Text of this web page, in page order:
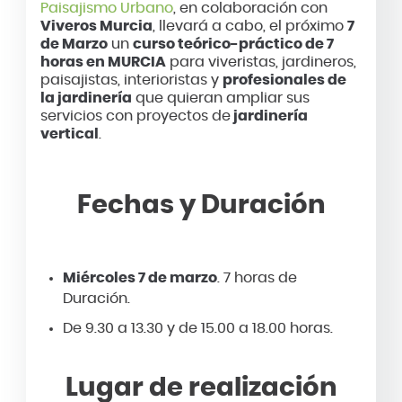
Paisajismo Urbano, en colaboración con
Viveros Murcia , llevará a cabo, el próximo 7
de Marzoun curso teórico-práctico de 7
horas en MURCIA para viveristas, jardineros,
paisajistas, interioristas y profesionales de
la jardinería que quieran ampliar sus
servicios con proyectos dejardinería
vertical
Fechas y Duración
Miércoles 7 de marzo. 7 horas de
Duración.
De 9.30 a 13.30 y de 15.00 a 18.00 horas.
Lugar de realización